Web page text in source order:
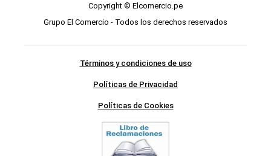
Copyright © Elcomercio.pe
Grupo El Comercio - Todos los derechos reservados
Términos y condiciones de uso
Políticas de Privacidad
Políticas de Cookies